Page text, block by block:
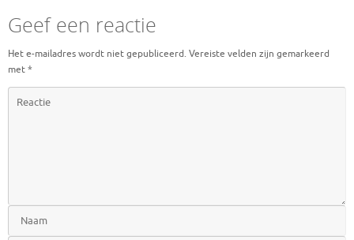
Geef een reactie
Het e-mailadres wordt niet gepubliceerd. Vereiste velden zijn gemarkeerd
met*